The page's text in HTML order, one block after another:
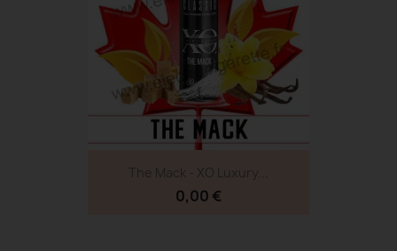
The Mack - XO Luxury...
0,00 €